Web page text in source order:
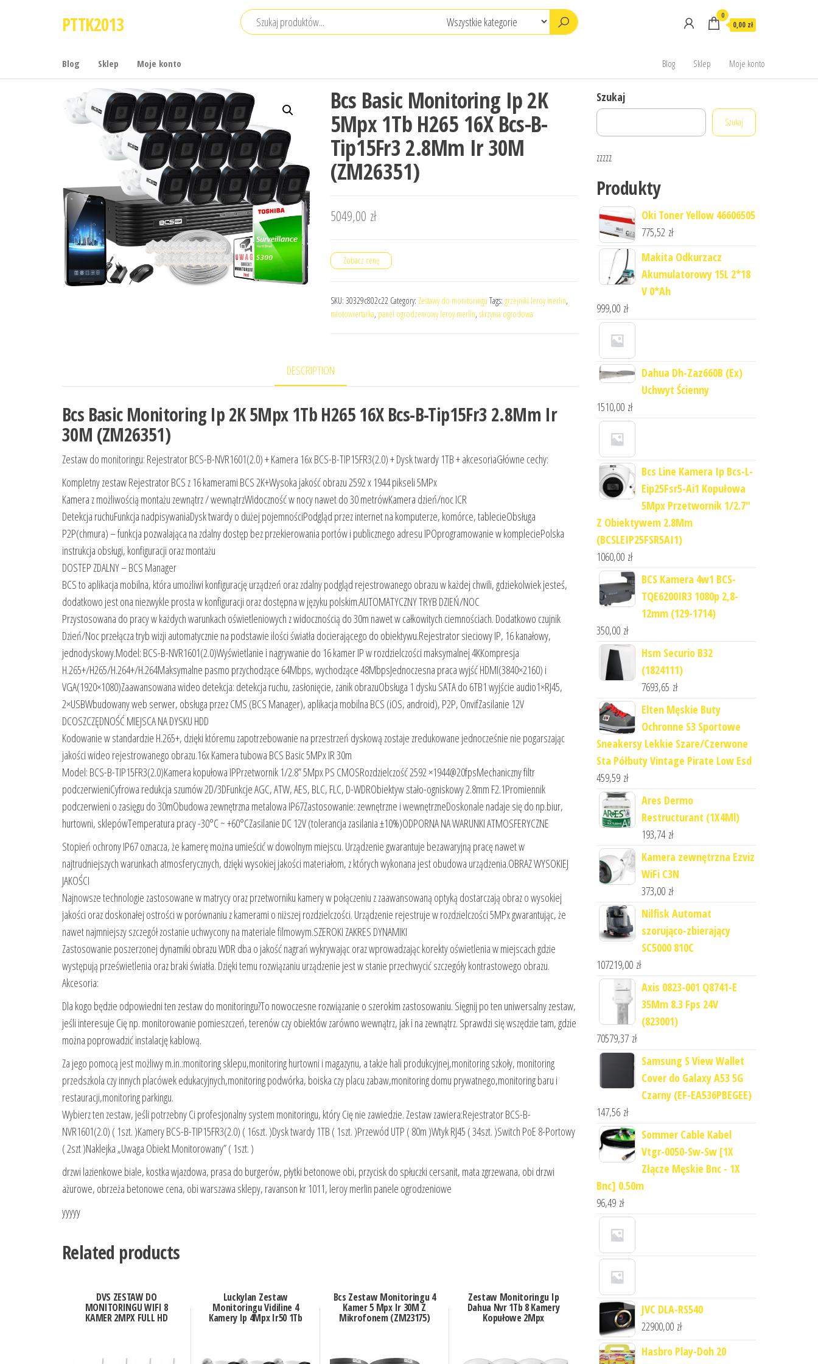
PTTK2013 0
0,00 zł
Blog Sklep Moje konto Blog Sklep Moje konto
Bcs Basic Monitoring Ip 2K
5Mpx 1Tb H265 16X Bcs-B-
Tip15Fr3 2.8Mm Ir 30M
(ZM26351)
5049,00 zł
Zobacz cenę
SKU: 30329c802c22 Category: Zestawy do monitoringu Tags: grzejniki leroy merlin,
młotowiertarka, panel ogrodzeniowy leroy merlin, skrzynia ogrodowa
DESCRIPTION
Bcs Basic Monitoring Ip 2K 5Mpx 1Tb H265 16X Bcs-B-Tip15Fr3 2.8Mm Ir
30M (ZM26351)
Zestaw do monitoringu: Rejestrator BCS-B-NVR1601(2.0) + Kamera 16x BCS-B-TIP15FR3(2.0) + Dysk twardy 1TB + akcesoriaGłówne cechy:
Kompletny zestaw Rejestrator BCS z 16 kamerami BCS 2K+Wysoka jakość obrazu 2592 x 1944 pikseli 5MPx
Kamera z możliwością montażu zewnątrz / wewnątrzWidoczność w nocy nawet do 30 metrówKamera dzień/noc ICR
Detekcja ruchuFunkcja nadpisywaniaDysk twardy o dużej pojemnościPodgląd przez internet na komputerze, komórce, tablecieObsługa
P2P(chmura) – funkcja pozwalająca na zdalny dostęp bez przekierowania portów i publicznego adresu IPOprogramowanie w kompleciePolska
instrukcja obsługi, konfiguracji oraz montażu
DOSTEP ZDALNY – BCS Manager
BCS to aplikacja mobilna, która umożliwi konfigurację urządzeń oraz zdalny podgląd rejestrowanego obrazu w każdej chwili, gdziekolwiek jesteś,
dodatkowo jest ona niezwykle prosta w konfiguracji oraz dostępna w języku polskim.AUTOMATYCZNY TRYB DZIEŃ/NOC
Przystosowana do pracy w każdych warunkach oświetleniowych z widocznością do 30m nawet w całkowitych ciemnościach. Dodatkowo czujnik
Dzień/Noc przełącza tryb wizji automatycznie na podstawie ilości światła docierającego do obiektywu.Rejestrator sieciowy IP, 16 kanałowy,
jednodyskowy.Model: BCS-B-NVR1601(2.0)Wyświetlanie i nagrywanie do 16 kamer IP w rozdzielczości maksymalnej 4KKompresja
H.265+/H265/H.264+/H.264Maksymalne pasmo przychodzące 64Mbps, wychodzące 48MbpsJednoczesna praca wyjść HDMI(3840×2160) i
VGA(1920×1080)Zaawansowana wideo detekcja: detekcja ruchu, zasłonięcie, zanik obrazuObsługa 1 dysku SATA do 6TB1 wyjście audio1×RJ45,
2×USBWbudowany web serwer, obsługa przez CMS (BCS Manager), aplikacja mobilna BCS (iOS, android), P2P, OnvifZasilanie 12V
DCOSZCZĘDNOŚĆ MIEJSCA NA DYSKU HDD
Kodowanie w standardzie H.265+, dzięki któremu zapotrzebowanie na przestrzeń dyskową zostaje zredukowane jednocześnie nie pogarszając
jakości wideo rejestrowanego obrazu.16x Kamera tubowa BCS Basic 5MPx IR 30m
Model: BCS-B-TIP15FR3(2.0)Kamera kopułowa IPPrzetwornik 1/2.8” 5Mpx PS CMOSRozdzielczość 2592 ×1944@20fpsMechaniczny filtr
podczerwieniCyfrowa redukcja szumów 2D/3DFunkcje AGC, ATW, AES, BLC, FLC, D-WDRObiektyw stało-ogniskowy 2.8mm F2.1Promiennik
podczerwieni o zasięgu do 30mObudowa zewnętrzna metalowa IP67Zastosowanie: zewnętrzne i wewnętrzneDoskonale nadaje się do np.biur,
hurtowni, sklepówTemperatura pracy -30°C ~ +60°CZasilanie DC 12V (tolerancja zasilania ±10%)ODPORNA NA WARUNKI ATMOSFERYCZNE
Stopień ochrony IP67 oznacza, że ​​kamerę można umieścić w dowolnym miejscu. Urządzenie gwarantuje bezawaryjną pracę nawet w
najtrudniejszych warunkach atmosferycznych, dzięki wysokiej jakości materiałom, z których wykonana jest obudowa urządzenia.OBRAZ WYSOKIEJ
JAKOŚCI
Najnowsze technologie zastosowane w matrycy oraz przetworniku kamery w połączeniu z zaawansowaną optyką dostarczają obraz o wysokiej
jakości oraz doskonałej ostrości w porównaniu z kamerami o niższej rozdzielczości. Urządzenie rejestruje w rozdzielczości 5MPx gwarantując, że
nawet najmniejszy szczegół zostanie uchwycony na materiale filmowym.SZEROKI ZAKRES DYNAMIKI
Zastosowanie poszerzonej dynamiki obrazu WDR dba o jakość nagrań wykrywając oraz wprowadzając korekty oświetlenia w miejscach gdzie
występują prześwietlenia oraz braki światła. Dzięki temu rozwiązaniu urządzenie jest w stanie przechwycić szczegóły kontrastowego obrazu.
Akcesoria:
Dla kogo będzie odpowiedni ten zestaw do monitoringu?To nowoczesne rozwiązanie o szerokim zastosowaniu. Sięgnij po ten uniwersalny zestaw,
jeśli interesuje Cię np. monitorowanie pomieszczeń, terenów czy obiektów zarówno wewnątrz, jak i na zewnątrz. Sprawdzi się wszędzie tam, gdzie
można poprowadzić instalację kablową.
Za jego pomocą jest możliwy m.in.:monitoring sklepu,monitoring hurtowni i magazynu, a także hali produkcyjnej,monitoring szkoły, monitoring
przedszkola czy innych placówek edukacyjnych,monitoring podwórka, boiska czy placu zabaw,monitoring domu prywatnego,monitoring baru i
restauracji,monitoring parkingu.
Wybierz ten zestaw, jeśli potrzebny Ci profesjonalny system monitoringu, który Cię nie zawiedzie. Zestaw zawiera:Rejestrator BCS-B-
NVR1601(2.0) ( 1szt. )Kamery BCS-B-TIP15FR3(2.0) ( 16szt. )Dysk twardy 1TB ( 1szt. )Przewód UTP ( 80m )Wtyk RJ45 ( 34szt. )Switch PoE 8-Portowy
( 2szt )Naklejka „Uwaga Obiekt Monitorowany” ( 1szt. )
drzwi lazienkowe biale, kostka wjazdowa, prasa do burgerów, płytki betonowe obi, przycisk do spłuczki cersanit, mata zgrzewana, obi drzwi
ażurowe, obrzeża betonowe cena, obi warszawa sklepy, ravanson kr 1011, leroy merlin panele ogrodzeniowe
yyyyy
Related products
DVS ZESTAW DO
MONITORINGU WIFI 8
KAMER 2MPX FULL HD
Luckylan Zestaw
Monitoringu Vidiline 4
Kamery Ip 4Mpx Ir50 1Tb
Bcs Zestaw Monitoringu 4
Kamer 5 Mpx Ir 30M Z
Mikrofonem (ZM23175)
Zestaw Monitoringu Ip
Dahua Nvr 1Tb 8 Kamery
Kopułowe 2Mpx
Szukaj
Szukaj
zzzzz
Produkty
Oki Toner Yellow 46606505
775,52 zł
Makita Odkurzacz
Akumulatorowy 15L 2*18
V 0*Ah
999,00 zł
Dahua Dh-Zaz660B (Ex)
Uchwyt Ścienny
1510,00 zł
Bcs Line Kamera Ip Bcs-L-
Eip25Fsr5-Ai1 Kopułowa
5Mpx Przetwornik 1/2.7"
Z Obiektywem 2.8Mm
(BCSLEIP25FSR5AI1)
1060,00 zł
BCS Kamera 4w1 BCS-
TQE6200IR3 1080p 2,8-
12mm (129-1714)
350,00 zł
Hsm Securio B32
(1824111)
7693,65 zł
Elten Męskie Buty
Ochronne S3 Sportowe
Sneakersy Lekkie Szare/Czerwone
Sta Półbuty Vintage Pirate Low Esd
459,59 zł
Ares Dermo
Restructurant (1X4Ml)
193,74 zł
Kamera zewnętrzna Ezviz
WiFi C3N
373,00 zł
Nilfisk Automat
szorująco-zbierający
SC5000 810C
107219,00 zł
Axis 0823-001 Q8741-E
35Mm 8.3 Fps 24V
(823001)
70579,37 zł
Samsung S View Wallet
Cover do Galaxy A53 5G
Czarny (EF-EA536PBEGEE)
147,56 zł
Sommer Cable Kabel
Vtgr-0050-Sw-Sw [1X
Złącze Męskie Bnc - 1X
Bnc] 0.50m
96,49 zł
JVC DLA-RS540
22900,00 zł
Hasbro Play-Doh 20